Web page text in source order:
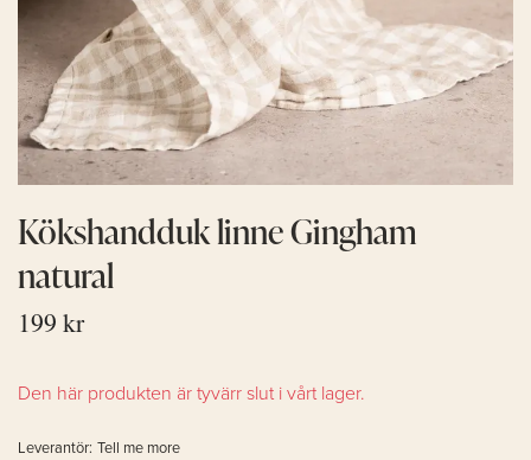
Kökshandduk linne Gingham
natural
199 kr
Den här produkten är tyvärr slut i vårt lager.
Leverantör: Tell me more